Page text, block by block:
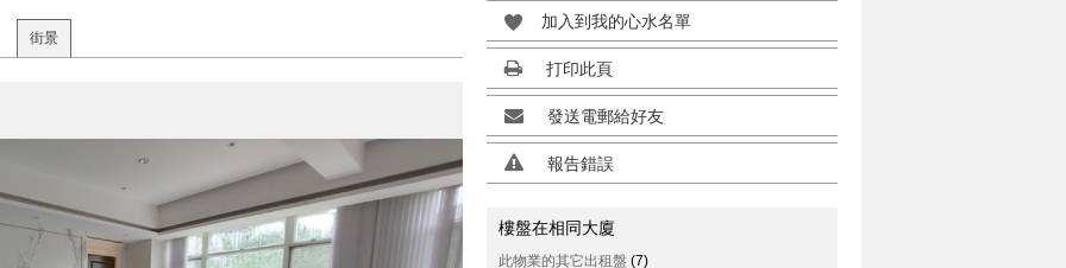
街景
加入到我的心水名單
打印此頁
發送電郵給好友
報告錯誤
樓盤在相同大廈
此物業的其它出租盤 (7)